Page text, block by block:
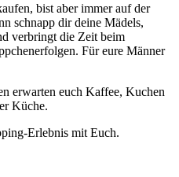
bist aber immer auf der
schnapp dir deine Mädels,
verbringt die Zeit beim
Für eure Männer
erwarten euch Kaffee, Kuchen
Küche.
Erlebnis mit Euch.